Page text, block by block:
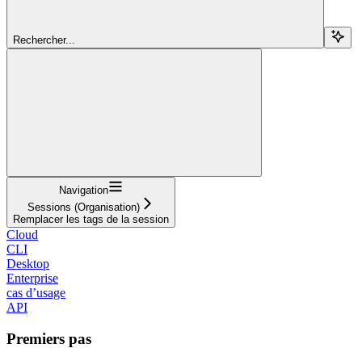
Rechercher...
Navigation
Sessions (Organisation)
Remplacer les tags de la session
Cloud
CLI
Desktop
Enterprise
cas d’usage
API
Premiers pas